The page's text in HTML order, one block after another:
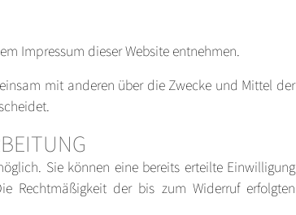
Impressum dieser Website entnehmen.
mit anderen über die Zwecke und Mittel der
Sie können eine bereits erteilte Einwilligung
Rechtmäßigkeit der bis zum Widerruf erfolgten